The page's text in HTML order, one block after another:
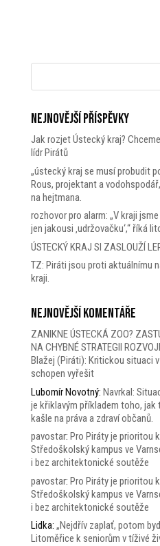
Nejnovější příspěvky
Jak rozjet Ústecký kraj?
lídr Pirátů
„ústecký kraj se musí probudit
Rous, projektant a
na hejtmana.
rozhovor pro alarm: „V kraji
jen jakousi ‚udržovačku‘,“ říká
ÚSTECKÝ KRAJ SI ZASLOUŽÍ
TZ: Piráti jsou proti aktuálnímu
kraji.
Nejnovější komentáře
ZANIKNE ÚSTECKÁ ZOO?
NA CHYBNÉ STRATEGII
Blažej (Piráti): Kritickou situaci
schopen vyřešit
Lubomír Novotný: Navrkal:
je křiklavým příkladem toho,
kašle na práva a zdraví občanů.
pavostar: Pro Piráty je prioritou
Středoškolský kampus ve
i bez architektonické soutěže
pavostar: Pro Piráty je prioritou
Středoškolský kampus ve
i bez architektonické soutěže
Lidka: „Nejdřív zaplať, potom
Litoměřice k seniorům v tíživé